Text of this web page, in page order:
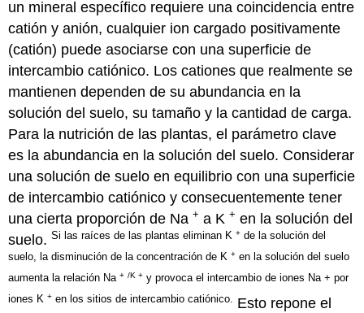
un mineral específico requiere una coincidencia entre
catión y anión, cualquier ion cargado positivamente
(catión) puede asociarse con una superficie de
intercambio catiónico. Los cationes que realmente se
mantienen dependen de su abundancia en la
solución del suelo, su tamaño y la cantidad de carga.
Para la nutrición de las plantas, el parámetro clave
es la abundancia en la solución del suelo. Considerar
una solución de suelo en equilibrio con una superficie
de intercambio catiónico y consecuentemente tener
una cierta proporción de Na+ a K+ en la solución del
suelo.Si las raíces de las plantas eliminan K+ de la solución del
suelo, la disminución de la concentración de K+ en la solución del suelo
aumenta la relación Na+ /K + y provoca el intercambio de iones Na + por
iones K+ en los sitios de intercambio catiónico. Esto repone el